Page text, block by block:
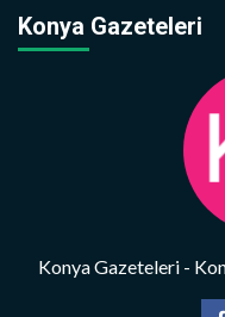
Konya Gazeteleri
Konya Gazeteleri -